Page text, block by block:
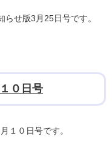
せ版3月25日号です。
０日号
１０日号です。